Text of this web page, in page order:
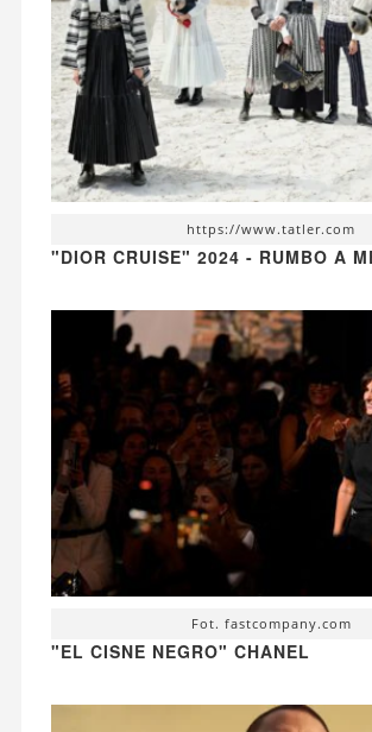
https://www.tatler.com
"DIOR CRUISE" 2024 - RUMBO A
Fot. fastcompany.com
"EL CISNE NEGRO" CHANEL